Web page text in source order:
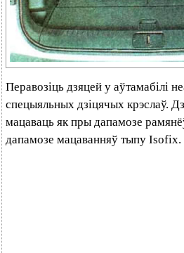
Перавозіць дзяцей у аўтамабілі
спецыяльных дзіцячых крэслаў.
мацаваць як пры дапамозе
дапамозе мацаванняў тыпу Isofix.